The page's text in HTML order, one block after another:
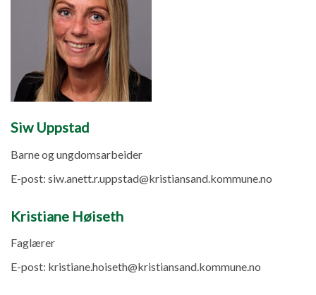
Siw Uppstad
Barne og ungdomsarbeider
E-post: siw.anett.r.uppstad@kristiansand.kommune.no
Kristiane Høiseth
Faglærer
E-post: kristiane.hoiseth@kristiansand.kommune.no